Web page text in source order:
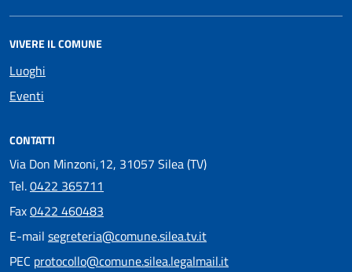
VIVERE IL COMUNE
Luoghi
Eventi
CONTATTI
Via Don Minzoni,12, 31057 Silea (TV)
Tel.0422 365711
Fax0422 460483
E-mail segreteria@comune.silea.tv.it
PEC protocollo@comune.silea.legalmail.it